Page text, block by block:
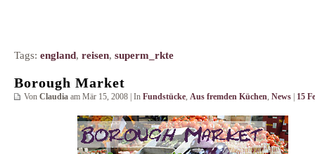
Tags: england, reisen, superm_rkte
Borough Market
Von Claudia am Mär 15, 2008 | In Fundstücke, Aus fremden Küchen, News 15